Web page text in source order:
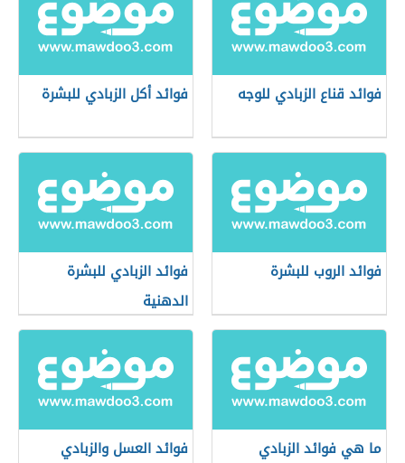
فوائد قناع الزبادي للوجه فوائد أكل الزبادي للبشرة
فوائد الروب للبشرة
فوائد الزبادي للبشرة
الدهنية
ما هي فوائد الزبادي
فوائد العسل والزبادي